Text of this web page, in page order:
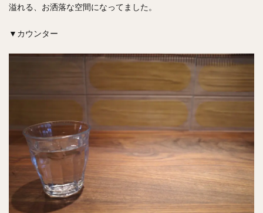
溢れる、お洒落な空間になってました。
▼カウンター